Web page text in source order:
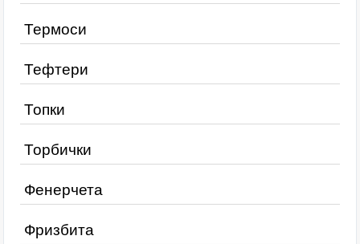
Термоси
Тефтери
Топки
Торбички
Фенерчета
Фризбита